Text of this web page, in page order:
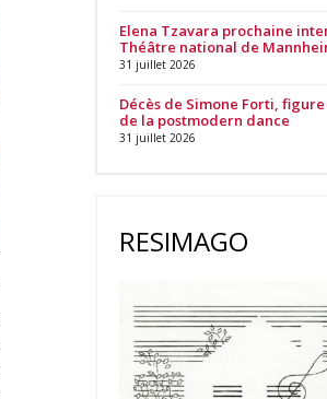
Elena Tzavara prochaine
Théâtre national de
31 juillet 2026
Décès de Simone Forti,
de la postmodern dance
31 juillet 2026
RESIMAGO